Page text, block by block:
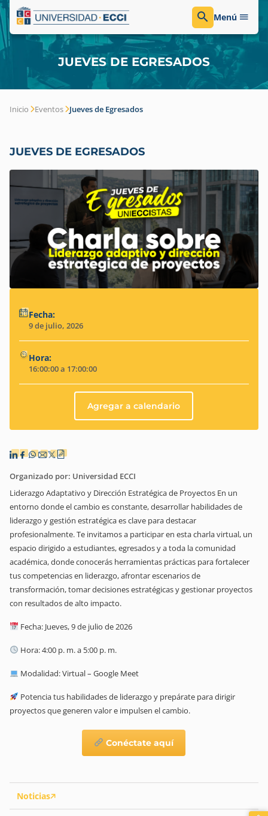
Menú
JUEVES DE EGRESADOS
Inicio Eventos Jueves de Egresados
Noticias
JUEVES DE EGRESADOS
Fecha:
9 de julio, 2026
Hora:
16:00:00 a 17:00:00
Agregar a calendario
Organizado por: Universidad ECCI
Liderazgo Adaptativo y Dirección Estratégica de Proyectos En un
entorno donde el cambio es constante, desarrollar habilidades de
liderazgo y gestión estratégica es clave para destacar
profesionalmente. Te invitamos a participar en esta charla virtual, un
espacio dirigido a estudiantes, egresados y a toda la comunidad
académica, donde conocerás herramientas prácticas para fortalecer
tus competencias en liderazgo, afrontar escenarios de
transformación, tomar decisiones estratégicas y gestionar proyectos
con resultados de alto impacto.
Fecha: Jueves, 9 de julio de 2026
Hora: 4:00 p. m. a 5:00 p. m.
Modalidad: Virtual – Google Meet
Potencia tus habilidades de liderazgo y prepárate para dirigir
proyectos que generen valor e impulsen el cambio.
Conéctate aquí